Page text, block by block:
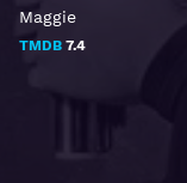
Maggie
TMDB 7.4